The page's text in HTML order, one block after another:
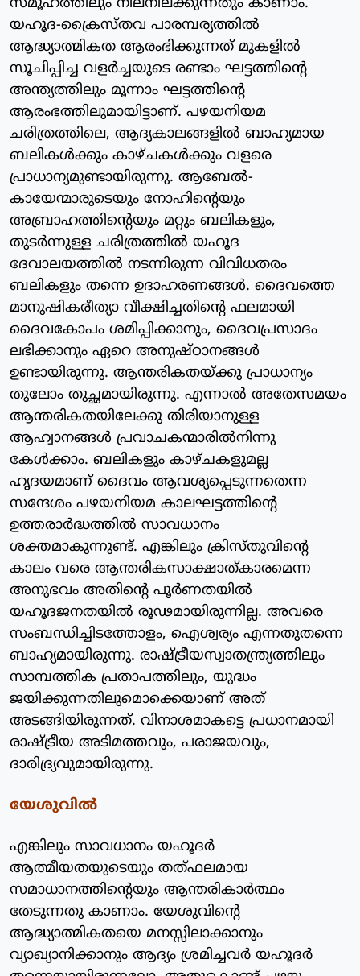
യഹൂദ-ക്രൈസ്തവ പാരമ്പര്യത്തില്‍
ആദ്ധ്യാത്മികത ആരംഭിക്കുന്നത് മുകളില്‍
സൂചിപ്പിച്ച വളര്‍ച്ചയുടെ രണ്ടാം ഘട്ടത്തിന്റെ
അന്ത്യത്തിലും മൂന്നാം ഘട്ടത്തിന്റെ
ആരംഭത്തിലുമായിട്ടാണ്. പഴയനിയമ
ചരിത്രത്തിലെ, ആദ്യകാലങ്ങളില്‍ ബാഹ്യമായ
ബലികള്‍ക്കും കാഴ്ചകള്‍ക്കും വളരെ
പ്രാധാന്യമുണ്ടായിരുന്നു. ആബേല്‍-
കായേന്മാരുടെയും നോഹിന്റെയും
അബ്രാഹത്തിന്റെയും മറ്റും ബലികളും,
തുടര്‍ന്നുള്ള ചരിത്രത്തില്‍ യഹൂദ
ദേവാലയത്തില്‍ നടന്നിരുന്ന വിവിധതരം
ബലികളും തന്നെ ഉദാഹരണങ്ങള്‍. ദൈവത്തെ
മാനുഷികരീത്യാ വീക്ഷിച്ചതിന്റെ ഫലമായി
ദൈവകോപം ശമിപ്പിക്കാനും, ദൈവപ്രസാദം
ലഭിക്കാനും ഏറെ അനുഷ്ഠാനങ്ങള്‍
ഉണ്ടായിരുന്നു. ആന്തരികതയ്ക്കു പ്രാധാന്യം
തുലോം തുച്ഛമായിരുന്നു. എന്നാല്‍ അതേസമയം
ആന്തരികതയിലേക്കു തിരിയാനുള്ള
ആഹ്വാനങ്ങള്‍ പ്രവാചകന്മാരില്‍നിന്നു
കേള്‍ക്കാം. ബലികളും കാഴ്ചകളുമല്ല
ഹൃദയമാണ് ദൈവം ആവശ്യപ്പെടുന്നതെന്ന
സന്ദേശം പഴയനിയമ കാലഘട്ടത്തിന്റെ
ഉത്തരാര്‍ദ്ധത്തില്‍ സാവധാനം
ശക്തമാകുന്നുണ്ട്. എങ്കിലും ക്രിസ്തുവിന്റെ
കാലം വരെ ആന്തരികസാക്ഷാത്കാരമെന്ന
അനുഭവം അതിന്റെ പൂര്‍ണതയില്‍
യഹൂദജനതയില്‍ രൂഢമായിരുന്നില്ല. അവരെ
സംബന്ധിച്ചിടത്തോളം, ഐശ്വര്യം എന്നതുതന്നെ
ബാഹ്യമായിരുന്നു. രാഷ്ട്രീയസ്വാതന്ത്ര്യത്തിലും
സാമ്പത്തിക പ്രതാപത്തിലും, യുദ്ധം
ജയിക്കുന്നതിലുമൊക്കെയാണ് അത്
അടങ്ങിയിരുന്നത്. വിനാശമാകട്ടെ പ്രധാനമായി
രാഷ്ട്രീയ അടിമത്തവും, പരാജയവും,
ദാരിദ്ര്യവുമായിരുന്നു.
യേശുവില്‍
എങ്കിലും സാവധാനം യഹൂദര്‍
ആത്മീയതയുടെയും തത്ഫലമായ
സമാധാനത്തിന്റെയും ആന്തരികാര്‍ത്ഥം
തേടുന്നതു കാണാം. യേശുവിന്റെ
ആദ്ധ്യാത്മികതയെ മനസ്സിലാക്കാനും
വ്യാഖ്യാനിക്കാനും ആദ്യം ശ്രമിച്ചവര്‍ യഹൂദര്‍